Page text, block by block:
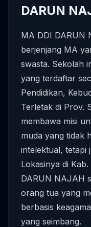
DARUN
MA DDI DARUN
berjenjang MA
swasta. Sekolah
yang terdaftar
Pendidikan,
Terletak di Prov.
membawa misi
muda yang tidak
intelektual, tetapi
Lokasinya di
DARUN NAJAH
orang tua yang
berbasis
yang seimbang.